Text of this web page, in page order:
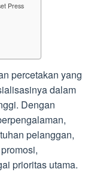
Press
percetakan yang
dalam
Dengan
pelanggan,
prioritas utama.